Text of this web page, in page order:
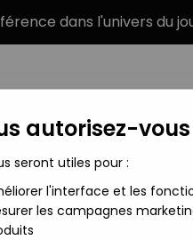
dans l'univers du
MARQUES TYPE
autorisez-
seront utiles pour :
l'interface et les
les campagnes